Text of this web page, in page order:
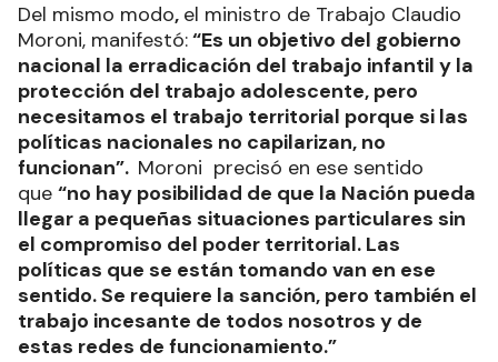
Del mismo modo, el ministro de Trabajo Claudio
Moroni, manifestó:“Es un objetivo del gobierno
nacional la erradicación del trabajo infantil y la
protección del trabajo adolescente, pero
necesitamos el trabajo territorial porque si las
políticas nacionales no capilarizan, no
funcionan”. Moroni precisó en ese sentido
que “no hay posibilidad de que la Nación pueda
llegar a pequeñas situaciones particulares sin
el compromiso del poder territorial. Las
políticas que se están tomando van en ese
sentido. Se requiere la sanción, pero también el
trabajo incesante de todos nosotros y de
estas redes de funcionamiento.”